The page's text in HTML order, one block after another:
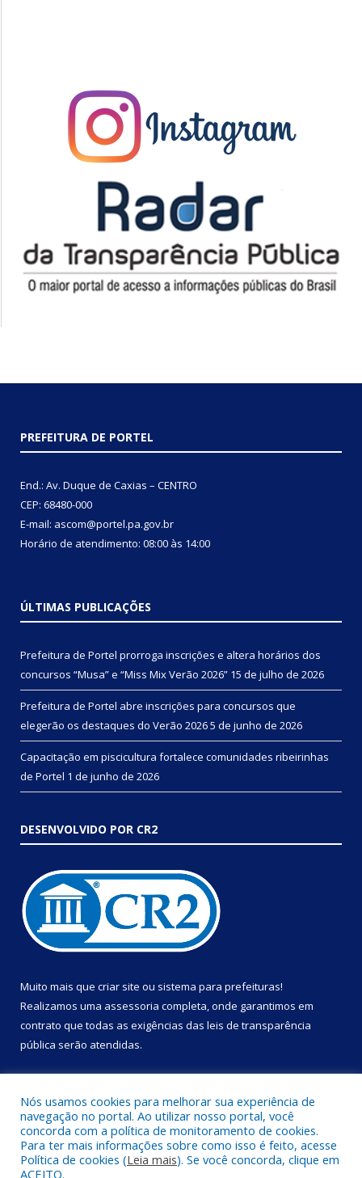
PREFEITURA DE PORTEL
End.: Av. Duque de Caxias – CENTRO
CEP: 68480-000
E-mail: ascom@portel.pa.gov.br
Horário de atendimento: 08:00 às 14:00
ÚLTIMAS PUBLICAÇÕES
Prefeitura de Portel prorroga inscrições e altera horários dos
concursos “Musa” e “Miss Mix Verão 2026” 15 de julho de 2026
Prefeitura de Portel abre inscrições para concursos que
elegerão os destaques do Verão 20265 de junho de 2026
Capacitação em piscicultura fortalece comunidades ribeirinhas
de Portel 1 de junho de 2026
DESENVOLVIDO POR CR2
Muito mais que criar site ou sistema para prefeituras!
Realizamos uma assessoria completa, onde garantimos em
contrato que todas as exigências das leis de transparência
pública serão atendidas.
Todos os direitos reservados a Prefeitura Municipal de Portel.
Nós usamos cookies para melhorar sua experiência de
navegação no portal. Ao utilizar nosso portal, você
concorda com a política de monitoramento de cookies.
Para ter mais informações sobre como isso é feito, acesse
Política de cookies (Leia mais). Se você concorda, clique em
ACEITO.